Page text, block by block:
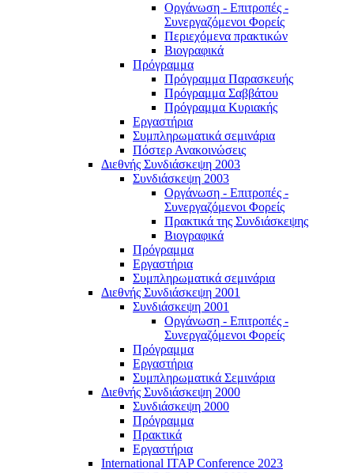
Οργάνωση - Επιτροπές -
Συνεργαζόμενοι Φορείς
Περιεχόμενα πρακτικών
Βιογραφικά
Πρόγραμμα
Πρόγραμμα Παρασκευής
Πρόγραμμα Σαββάτου
Πρόγραμμα Κυριακής
Εργαστήρια
Συμπληρωματικά σεμινάρια
Πόστερ Ανακοινώσεις
Διεθνής Συνδιάσκεψη 2003
Συνδιάσκεψη 2003
Οργάνωση - Επιτροπές -
Συνεργαζόμενοι Φορείς
Πρακτικά της Συνδιάσκεψης
Βιογραφικά
Πρόγραμμα
Εργαστήρια
Συμπληρωματικά σεμινάρια
Διεθνής Συνδιάσκεψη 2001
Συνδιάσκεψη 2001
Οργάνωση - Επιτροπές -
Συνεργαζόμενοι Φορείς
Πρόγραμμα
Εργαστήρια
Συμπληρωματικά Σεμινάρια
Διεθνής Συνδιάσκεψη 2000
Συνδιάσκεψη 2000
Πρόγραμμα
Πρακτικά
Εργαστήρια
International ITAP Conference 2023